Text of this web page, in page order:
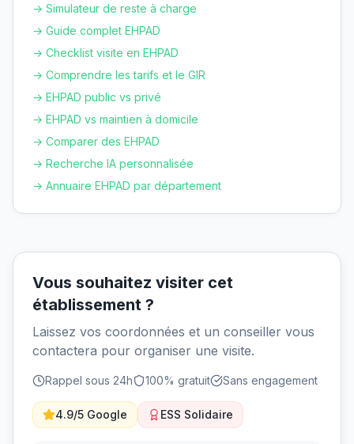
→ Simulateur de reste à charge
→ Guide complet EHPAD
→ Checklist visite en EHPAD
→ Comprendre les tarifs et le GIR
→ EHPAD public vs privé
→ EHPAD vs maintien à domicile
→ Comparer des EHPAD
→ Recherche IA personnalisée
→ Annuaire EHPAD par département
Vous souhaitez visiter cet
établissement ?
Laissez vos coordonnées et un conseiller vous
contactera pour organiser une visite.
Rappel sous 24h 100% gratuit Sans engagement
4.9/5 Google ESS Solidaire